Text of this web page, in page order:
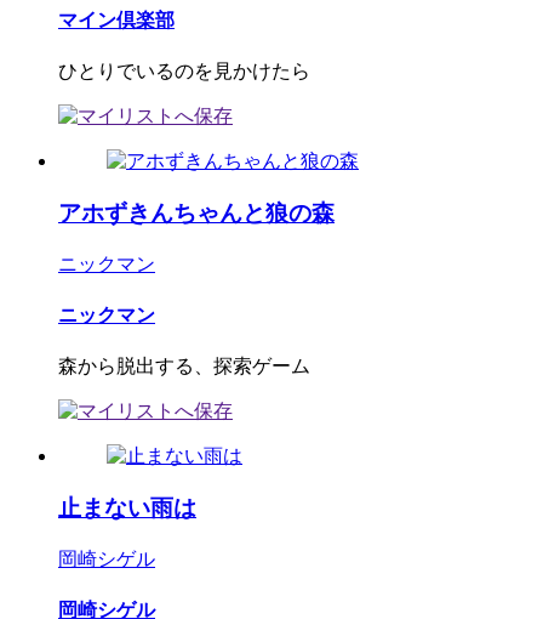
マイン倶楽部
ひとりでいるのを見かけたら
アホずきんちゃんと狼の森
ニックマン
ニックマン
森から脱出する、探索ゲーム
止まない雨は
岡崎シゲル
岡崎シゲル